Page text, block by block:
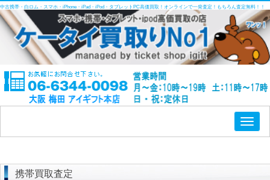
中古携帯・白ロム・スマホ・iPhone・iPad・iPod・タブレットPC高価買取！オンラインで一発査定！もちろん査定無料！！
携帯買取査定